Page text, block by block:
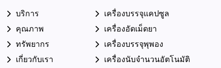
บริการ
คุณภาพ
ทรัพยากร
เกี่ยวกับเรา
เครื่องบรรจุแคปซูล
เครื่องอัดเม็ดยา
เครื่องบรรจุพุพอง
เครื่องนับจำนวนอัตโนมัติ